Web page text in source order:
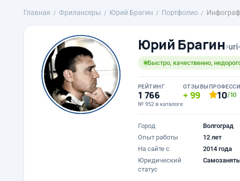
Главная Фрилансеры Юрий Брагин Портфолио
Юрий Брагин›
Быстро, качественно,
РЕЙТИНГ
1 766
№ 952 в каталоге
ОТЗЫВЫ
99 10/10
Город
Волгоград
Опыт работы
12 лет
На сайте с
2014 года
Юридический
статус